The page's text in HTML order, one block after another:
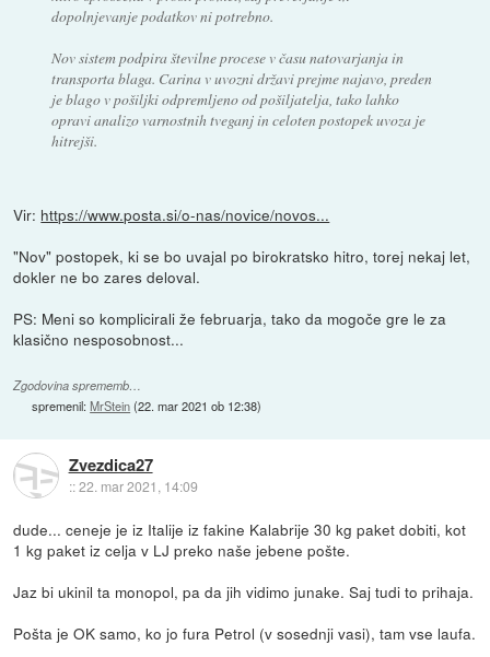
dopolnjevanje podatkov ni potrebno.
Nov sistem podpira številne procese v času natovarjanja in
transporta blaga. Carina v uvozni državi prejme najavo, preden
je blago v pošiljki odpremljeno od pošiljatelja, tako lahko
opravi analizo varnostnih tveganj in celoten postopek uvoza je
hitrejši.
Vir: https://www.posta.si/o-nas/novice/novos...
"Nov" postopek, ki se bo uvajal po birokratsko hitro, torej nekaj let,
dokler ne bo zares deloval.
PS: Meni so komplicirali že februarja, tako da mogoče gre le za
klasično nesposobnost...
Zgodovina sprememb…
spremenil:MrStein(22. mar 2021 ob 12:38)
Zvezdica27
::22. mar 2021, 14:09
dude... ceneje je iz Italije iz fakine Kalabrije 30 kg paket dobiti, kot
1 kg paket iz celja v LJ preko naše jebene pošte.
Jaz bi ukinil ta monopol, pa da jih vidimo junake. Saj tudi to prihaja.
Pošta je OK samo, ko jo fura Petrol (v sosednji vasi), tam vse laufa.